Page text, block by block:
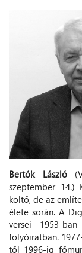
Bertók László
szeptember 14.)
költő, de az
élete során. A
versei 1953-
folyóiratban.
től 1996-ig